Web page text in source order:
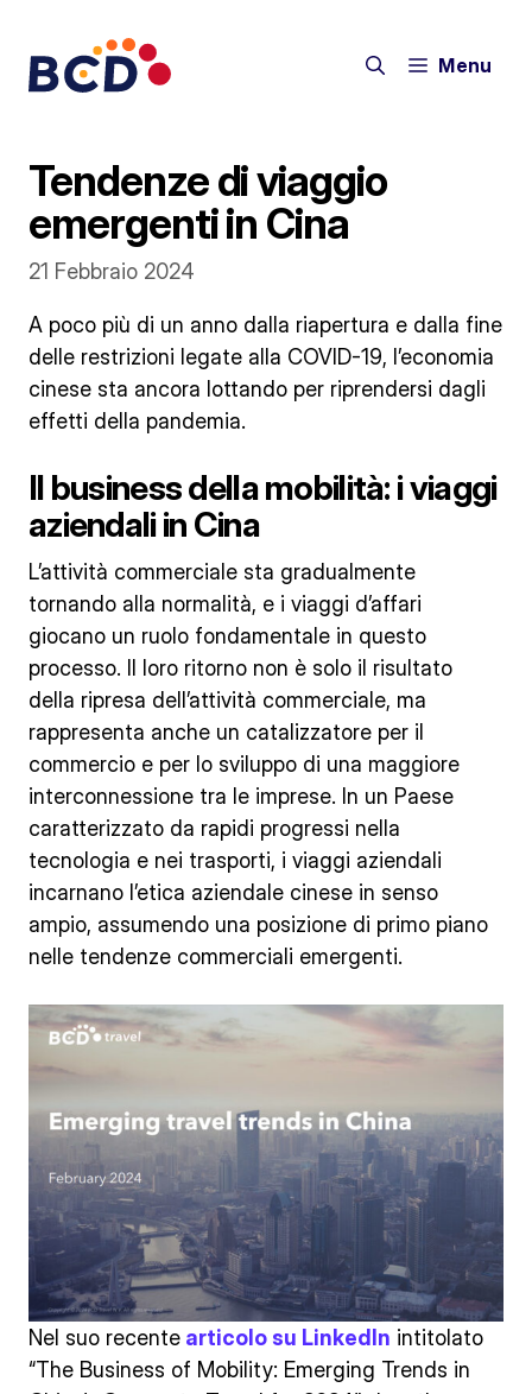
contenuto
Menu
Tendenze di viaggio
emergenti in Cina
21 Febbraio 2024
A poco più di un anno dalla riapertura e dalla fine
delle restrizioni legate alla COVID-19, l’economia
cinese sta ancora lottando per riprendersi dagli
effetti della pandemia.
Il business della mobilità: i viaggi
aziendali in Cina
L’attività commerciale sta gradualmente
tornando alla normalità, e i viaggi d’affari
giocano un ruolo fondamentale in questo
processo. Il loro ritorno non è solo il risultato
della ripresa dell’attività commerciale, ma
rappresenta anche un catalizzatore per il
commercio e per lo sviluppo di una maggiore
interconnessione tra le imprese. In un Paese
caratterizzato da rapidi progressi nella
tecnologia e nei trasporti, i viaggi aziendali
incarnano l’etica aziendale cinese in senso
ampio, assumendo una posizione di primo piano
nelle tendenze commerciali emergenti.
Nel suo recente articolo su LinkedIn intitolato
“The Business of Mobility: Emerging Trends in